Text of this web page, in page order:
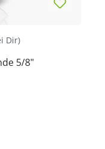
Dir)
5/8"